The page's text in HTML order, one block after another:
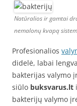
Natūralios ir gamtai
nemalonų kvapą
Profesionalios
didelė, labai
bakterijas valymo
siūlo buksvarus.lt
bakterijų valymo